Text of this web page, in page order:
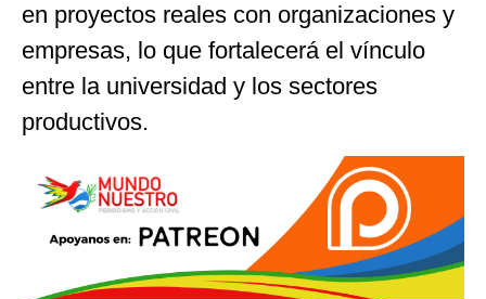
en proyectos reales con organizaciones y
empresas, lo que fortalecerá el vínculo
entre la universidad y los sectores
productivos.